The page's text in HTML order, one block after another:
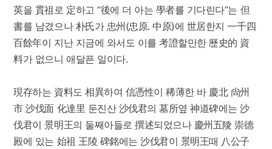
英을 貫祖로 定하고 “後에 더 아는 學者를 기다린다”는 但
書를 남겼으나 朴氏가 忠州(忠原. 中原)에 世居한지 一千四
百餘年이 지난 지금에 와서도 이를 考證할만한 歷史的 資
料가 없으니 애달픈 일이다.
現存하는 資料도 相異하여 信憑性이 稀薄한 바 慶北 尙州
市 沙伐面 化達里 둔진산 沙伐君의 墓所옆 神道碑에는 沙
伐君이 景明王의 둘째아들로 撰述되었으나 慶州五陵 崇德
殿에 있는 始祖 王陵 碑銘에는 沙伐君이 景明王때 八公子